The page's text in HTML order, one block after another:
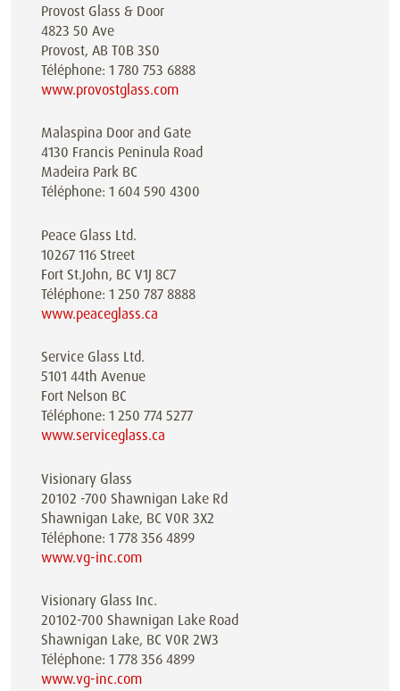
Provost Glass & Door
4823 50 Ave
Provost, AB T0B 3S0
Téléphone: 1 780 753 6888
www.provostglass.com
Malaspina Door and Gate
4130 Francis Peninula Road
Madeira Park BC
Téléphone: 1 604 590 4300
Peace Glass Ltd.
10267 116 Street
Fort St.John, BC V1J 8C7
Téléphone: 1 250 787 8888
www.peaceglass.ca
Service Glass Ltd.
5101 44th Avenue
Fort Nelson BC
Téléphone: 1 250 774 5277
www.serviceglass.ca
Visionary Glass
20102 -700 Shawnigan Lake Rd
Shawnigan Lake, BC V0R 3X2
Téléphone: 1 778 356 4899
www.vg-inc.com
Visionary Glass Inc.
20102-700 Shawnigan Lake Road
Shawnigan Lake, BC V0R 2W3
Téléphone: 1 778 356 4899
www.vg-inc.com